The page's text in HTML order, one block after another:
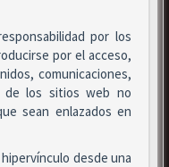
por los
por el acceso,
comunicaciones,
de los sitios web no
sean enlazados en
desde una